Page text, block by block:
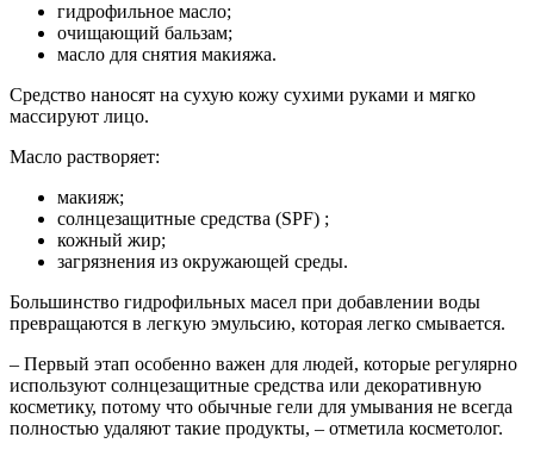
гидрофильное масло;
очищающий бальзам;
масло для снятия макияжа.
Средство наносят на сухую кожу сухими руками и мягко
массируют лицо.
Масло растворяет:
макияж;
солнцезащитные средства (SPF) ;
кожный жир;
загрязнения из окружающей среды.
Большинство гидрофильных масел при добавлении воды
превращаются в легкую эмульсию, которая легко смывается.
– Первый этап особенно важен для людей, которые регулярно
используют солнцезащитные средства или декоративную
косметику, потому что обычные гели для умывания не всегда
полностью удаляют такие продукты, – отметила косметолог.